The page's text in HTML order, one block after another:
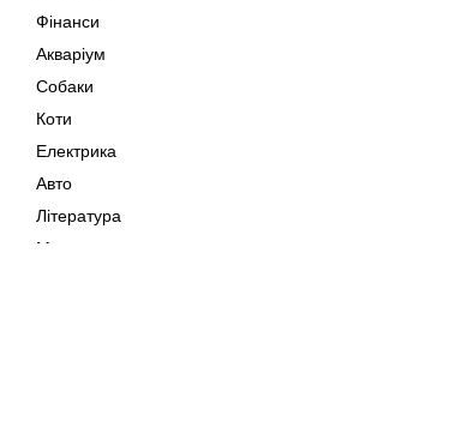
Фінанси
Акваріум
Собаки
Коти
Електрика
Авто
Література
Музика